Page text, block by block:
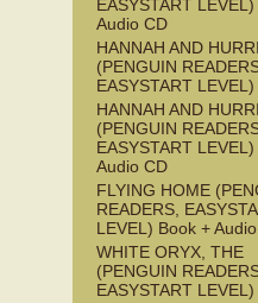
EASYSTART
Audio CD
HANNAH AND
(PENGUIN
EASYSTART
HANNAH AND
(PENGUIN
EASYSTART
Audio CD
FLYING HOME
READERS,
LEVEL) Book +
WHITE ORYX, THE
(PENGUIN
EASYSTART